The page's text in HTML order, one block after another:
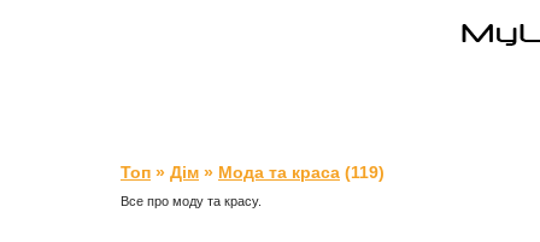
Топ » Дім » Мода та краса (119)
Все про моду та красу.